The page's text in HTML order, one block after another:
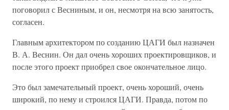
поговорил с Весниным, и он, несмотря на всю занятость,
согласен.
Главным архитектором по созданию ЦАГИ был назначен
В. А. Веснин. Он дал очень хороших проектировщиков, и
после этого проект приобрел свое окончательное лицо.
Это был замечательный проект, очень хороший, очень
широкий, по нему и строился ЦАГИ. Правда, потом по